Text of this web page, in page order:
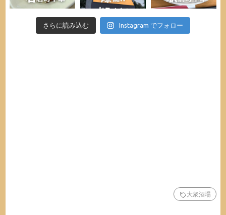
さらに読み込む Instagram でフォロー
大衆酒場